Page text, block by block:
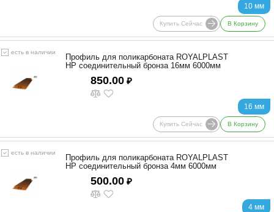
10 мм
Купить Сейчас В Корзину
есть в наличии
16 мм
Профиль для поликарбоната ROYALPLAST
HP соединительный бронза 16мм 6000мм
850.00 ₽
Купить Сейчас В Корзину
есть в наличии
4 мм
Профиль для поликарбоната ROYALPLAST
HP соединительный бронза 4мм 6000мм
500.00 ₽